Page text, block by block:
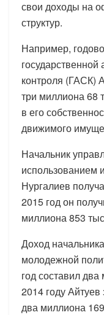
свои доходы на
структур.
Например,
государственной
контроля (ГАСК)
три миллиона 68
в его
движимого
Начальник
использованием
Нургалиев
2015 год он
миллиона 853
Доход
молодежной
год составил
2014 году
два миллиона